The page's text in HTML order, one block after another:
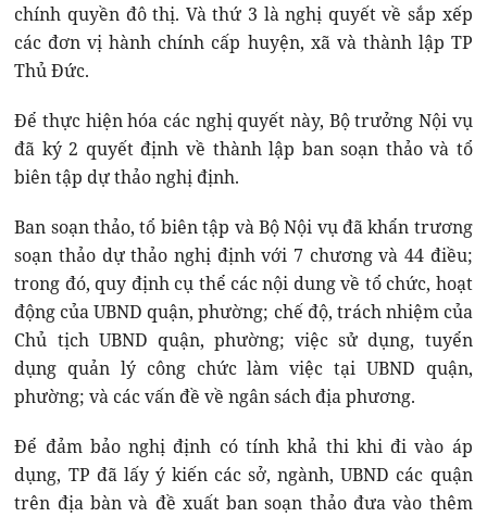
chính quyền đô thị. Và thứ 3 là nghị quyết về sắp xếp
các đơn vị hành chính cấp huyện, xã và thành lập TP
Thủ Đức.
Để thực hiện hóa các nghị quyết này, Bộ trưởng Nội vụ
đã ký 2 quyết định về thành lập ban soạn thảo và tổ
biên tập dự thảo nghị định.
Ban soạn thảo, tổ biên tập và Bộ Nội vụ đã khẩn trương
soạn thảo dự thảo nghị định với 7 chương và 44 điều;
trong đó, quy định cụ thể các nội dung về tổ chức, hoạt
động của UBND quận, phường; chế độ, trách nhiệm của
Chủ tịch UBND quận, phường; việc sử dụng, tuyển
dụng quản lý công chức làm việc tại UBND quận,
phường; và các vấn đề về ngân sách địa phương.
Để đảm bảo nghị định có tính khả thi khi đi vào áp
dụng, TP đã lấy ý kiến các sở, ngành, UBND các quận
trên địa bàn và đề xuất ban soạn thảo đưa vào thêm